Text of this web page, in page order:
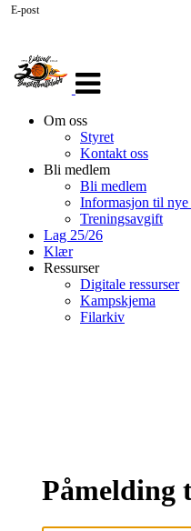
navigasjon
Om oss
Styret
Kontakt oss
Bli medlem
Bli medlem
Informasjon til nye
Treningsavgift
Lag 25/26
Klær
Ressurser
Digitale ressurser
Kampskjema
Filarkiv
Påmelding
E-post